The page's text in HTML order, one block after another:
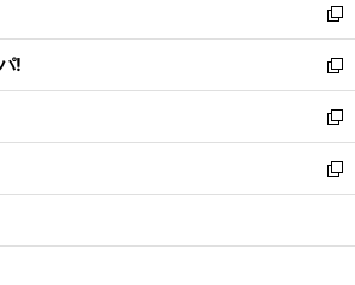
く
で
開
く
ド
ウ
で
開
く
い
ウ
ィ
ン
ド
ウ
で
開
新
し
い
ウ
ィ
ン
ド
ウ
開
!
新
し
い
ウ
ィ
ン
ウ
新
し
い
ウ
ン
新
し
ウ